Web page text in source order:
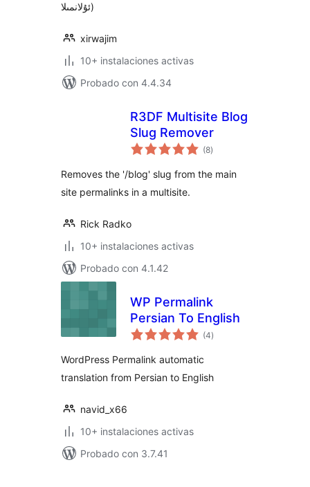
ئۇلانمىلا)
xirwajim
10+ instalaciones activas
Probado con 4.4.34
R3DF Multisite Blog
Slug Remover
(8total
de
)
Removes the '/blog' slug from the main
site permalinks in a multisite.
Rick Radko
10+ instalaciones activas
Probado con 4.1.42
WP Permalink
Persian To English
(4total
de
)
WordPress Permalink automatic
translation from Persian to English
navid_x66
10+ instalaciones activas
Probado con 3.7.41